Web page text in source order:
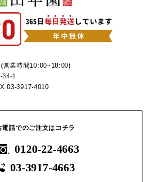
(営業時間10:00~18:00)
34-1
03-3917-4010
電話でのご注文はコチラ
0120-22-4663
03-3917-4663